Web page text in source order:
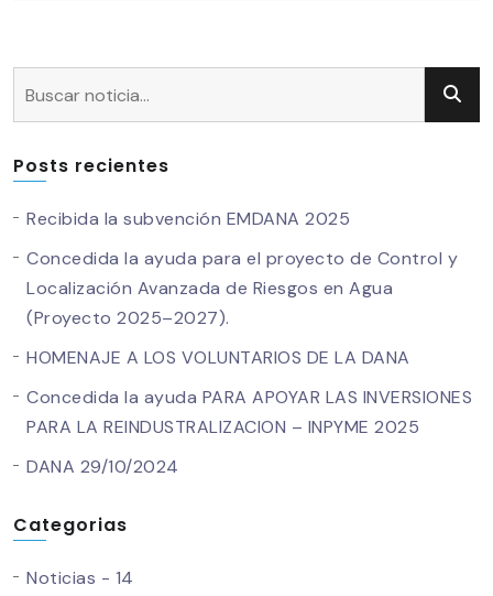
Posts recientes
Recibida la subvención EMDANA 2025
Concedida la ayuda para el proyecto de Control y
Localización Avanzada de Riesgos en Agua
(Proyecto 2025–2027).
HOMENAJE A LOS VOLUNTARIOS DE LA DANA
Concedida la ayuda PARA APOYAR LAS INVERSIONES
PARA LA REINDUSTRALIZACION – INPYME 2025
DANA 29/10/2024
Categorias
Noticias - 14